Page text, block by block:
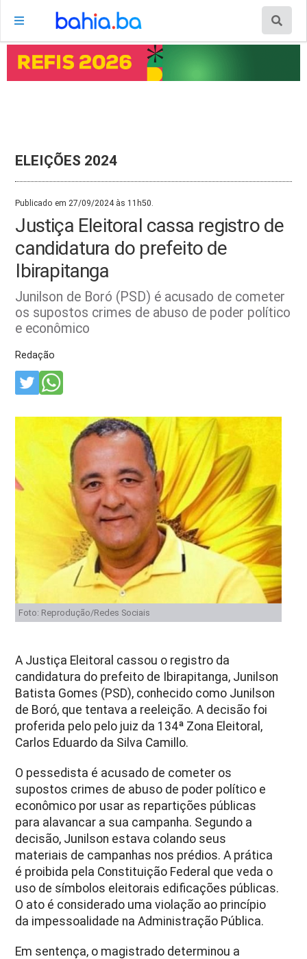
ELEIÇÕES 2024
Publicado em 27/09/2024 às 11h50.
Justiça Eleitoral cassa registro de
candidatura do prefeito de
Ibirapitanga
Junilson de Boró (PSD) é acusado de cometer
os supostos crimes de abuso de poder político
e econômico
Redação
Foto: Reprodução/Redes Sociais
A Justiça Eleitoral cassou o registro da
candidatura do prefeito de Ibirapitanga, Junilson
Batista Gomes (PSD), conhecido como Junilson
de Boró, que tentava a reeleição. A decisão foi
proferida pelo pelo juiz da 134ª Zona Eleitoral,
Carlos Eduardo da Silva Camillo.
O pessedista é acusado de cometer os
supostos crimes de abuso de poder político e
econômico por usar as repartições públicas
para alavancar a sua campanha. Segundo a
decisão, Junilson estava colando seus
materiais de campanhas nos prédios. A prática
é proibida pela Constituição Federal que veda o
uso de símbolos eleitorais edificações públicas.
O ato é considerado uma violação ao princípio
da impessoalidade na Administração Pública.
Em sentença, o magistrado determinou a